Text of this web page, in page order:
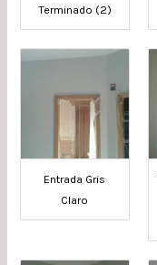
Terminado (2)
Entrada Gris
Claro